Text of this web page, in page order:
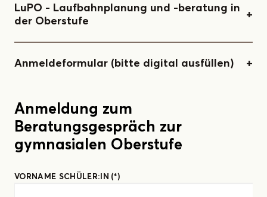
Verordnung über den Bildungsgang und die
Abiturprüfung in der gymnasialen Oberstufe
LuPO - Laufbahnplanung und -beratung in
der Oberstufe
LuPO (Beispiel-Beratungsdatei für das AGB)
Anmeldeformular (bitte digital ausfüllen)
Anmeldung zum
Beratungsgespräch zur
gymnasialen Oberstufe
VORNAME SCHÜLER:IN (*)